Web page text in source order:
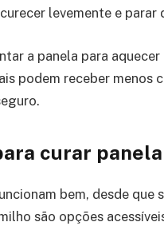
levemente e parar
a panela para
podem receber menos
curar
bem, desde que
são opções